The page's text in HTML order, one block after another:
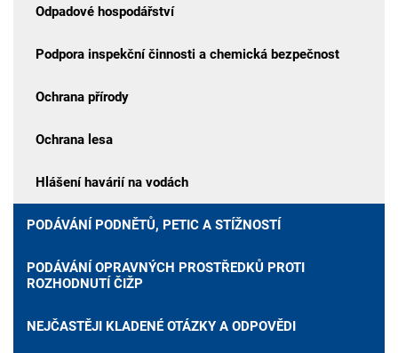
Odpadové hospodářství
Podpora inspekční činnosti a chemická bezpečnost
Ochrana přírody
Ochrana lesa
Hlášení havárií na vodách
PODÁVÁNÍ PODNĚTŮ, PETIC A STÍŽNOSTÍ
PODÁVÁNÍ OPRAVNÝCH PROSTŘEDKŮ PROTI
ROZHODNUTÍ ČIŽP
NEJČASTĚJI KLADENÉ OTÁZKY A ODPOVĚDI